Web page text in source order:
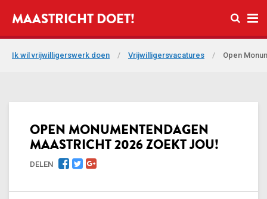
Open
MAASTRICHT DOET!
Ik wil vrijwilligerswerk doen / Vrijwilligersvacatures / Open
OPEN MONUMENTENDAGEN
MAASTRICHT 2026 ZOEKT JOU!
DELEN